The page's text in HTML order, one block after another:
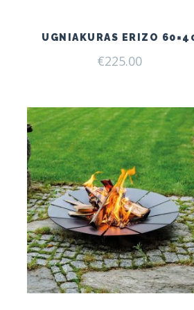
UGNIAKURAS ERIZO
€225.00